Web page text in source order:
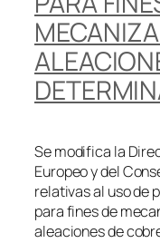
Se modifica la
Europeo y del
relativas al uso de
para fines de
aleaciones de